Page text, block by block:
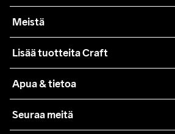
Meistä
Lisää tuotteita Craft
Yhteistyöt
Lehdistö
Apua & tietoa
Käyttöehdot
Seuraa meitä